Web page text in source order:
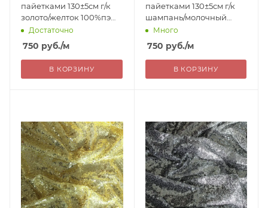
пайетками 130±5см г/к
золото/желток 100%пэ
Китай 750= уценка
Достаточно
750 руб./м
В КОРЗИНУ
пайетками 130±5см г/к
шампань/молочный
100%пэ Китай 750=
Много
750 руб./м
В КОРЗИНУ